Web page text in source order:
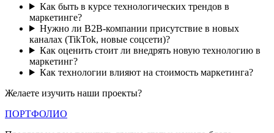
Как быть в курсе технологических трендов в
маркетинге?
Нужно ли B2B-компании присутствие в новых
каналах (TikTok, новые соцсети)?
Как оценить стоит ли внедрять новую технологию в
маркетинг?
Как технологии влияют на стоимость маркетинга?
Желаете изучить наши проекты?
ПОРТФОЛИО